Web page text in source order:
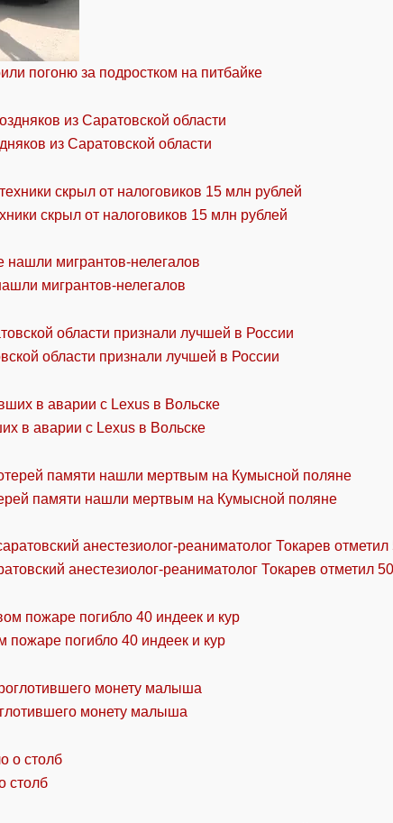
погоню за подростком на питбайке
из Саратовской области
скрыл от налоговиков 15 млн рублей
мигрантов-нелегалов
области признали лучшей в России
в аварии c Lexus в Вольске
памяти нашли мертвым на Кумысной поляне
анестезиолог-реаниматолог Токарев отметил
погибло 40 индеек и кур
монету малыша
столб